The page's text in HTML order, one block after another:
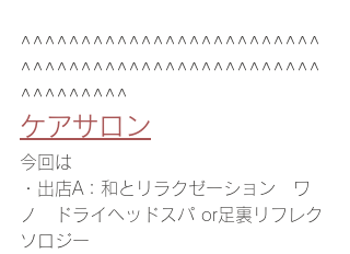
^^^^^^^^^^^^^^^^^^^^^^^^^
^^^^^^^^^^^^^^^^^^^^^^^^^
^^^^^^^^^
ケアサロン
今回は
・出店A：和とリラクゼーション　ワ
ノ　ドライヘッドスパ or足裏リフレク
ソロジー